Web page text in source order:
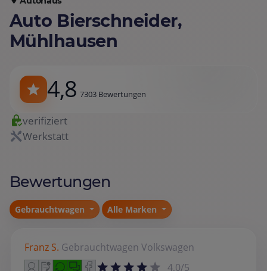
Auto Bierschneider,
Mühlhausen
4,8 7303 Bewertungen
verifiziert
Werkstatt
Bewertungen
Gebrauchtwagen Alle Marken
Franz S. Gebrauchtwagen Volkswagen
4,0/5